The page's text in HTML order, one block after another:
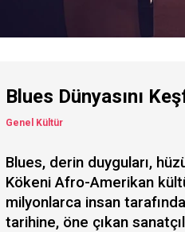
Blues Dünyasını
Genel Kültür
Blues, derin duyguları,
Kökeni Afro-Amerikan
milyonlarca insan
tarihine, öne çıkan